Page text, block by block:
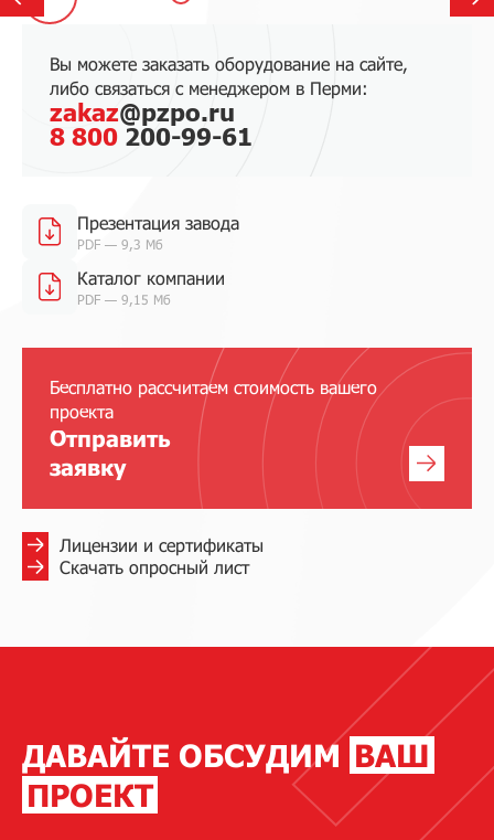
Вы можете заказать оборудование на сайте,
либо связаться с менеджером в Перми:
zakaz@pzpo.ru
8 800 200-99-61
Презентация завода
PDF — 9,3 Мб
Каталог компании
PDF — 9,15 Мб
Бесплатно рассчитаем стоимость вашего
проекта
Отправить
заявку
Лицензии и сертификаты
Скачать опросный лист
ДАВАЙТЕ ОБСУДИМ ВАШ
ПРОЕКТ